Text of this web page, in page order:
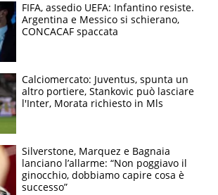
FIFA, assedio UEFA: Infantino resiste.
Argentina e Messico si schierano,
CONCACAF spaccata
Calciomercato: Juventus, spunta un
altro portiere, Stankovic può lasciare
l'Inter, Morata richiesto in Mls
Silverstone, Marquez e Bagnaia
lanciano l’allarme: “Non poggiavo il
ginocchio, dobbiamo capire cosa è
successo”